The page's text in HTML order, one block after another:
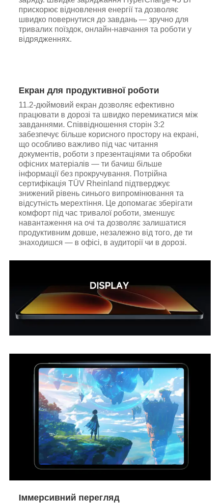
прискорює відновлення енергії та дозволяє
швидко повернутися до завдань — зручно для
тривалих поїздок, онлайн-навчання та роботи у
відрядженнях.
Екран для продуктивної роботи
11.2-дюймовий екран дозволяє ефективно
працювати в дорозі та швидко перемикатися між
завданнями. Співвідношення сторін 3:2
забезпечує більше корисного простору на екрані,
що особливо важливо під час читання
документів, роботи з презентаціями та обробки
офісних матеріалів — ти бачиш більше
інформації без прокручування. Потрійна
сертифікація TÜV Rheinland підтверджує
знижений рівень синього випромінювання та
відсутність мерехтіння. Це допомагає зберігати
комфорт під час тривалої роботи, зменшує
навантаження на очі та дозволяє залишатися
продуктивним довше, незалежно від того, де ти
знаходишся — в офісі, в аудиторії чи в дорозі.
Іммерсивний перегляд